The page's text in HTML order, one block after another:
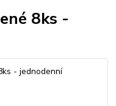
8ks -